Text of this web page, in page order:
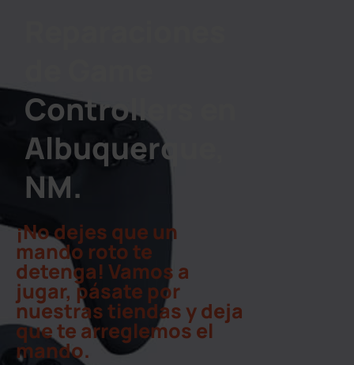
Controllers en
Albuquerque,
NM.
¡No dejes que un
mando roto te
detenga! Vamos a
jugar, pásate por
nuestras tiendas y deja
que te arreglemos el
mando.